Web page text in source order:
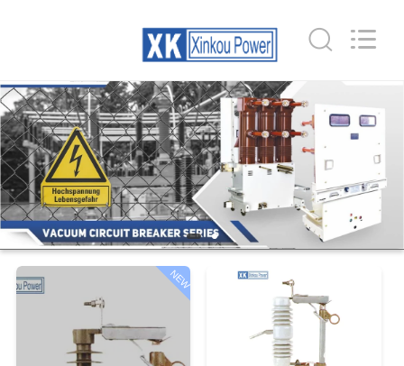
ДОМ
ПРОДУКТЫ
О
НАС
ПУТЕШЕСТВИЕ
ФАБРИКИ
ECER
NEW